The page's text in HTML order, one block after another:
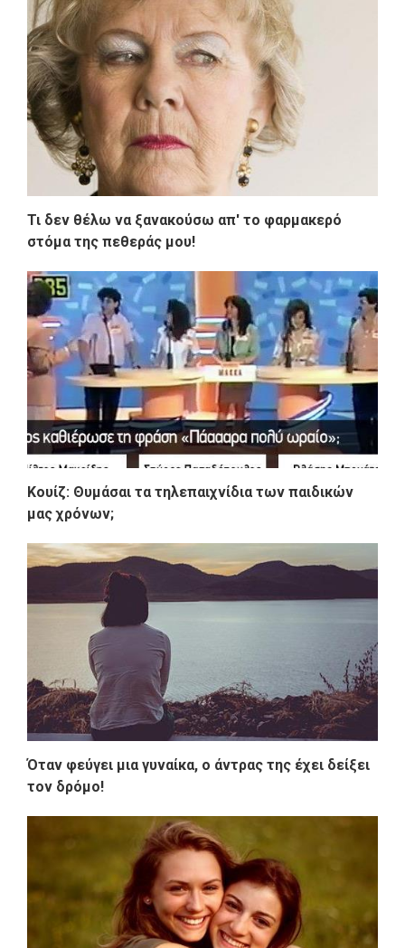
Τι δεν θέλω να ξανακούσω απ' το φαρμακερό
στόμα της πεθεράς μου!
Κουίζ: Θυμάσαι τα τηλεπαιχνίδια των παιδικών
μας χρόνων;
Όταν φεύγει μια γυναίκα, ο άντρας της έχει δείξει
τον δρόμο!